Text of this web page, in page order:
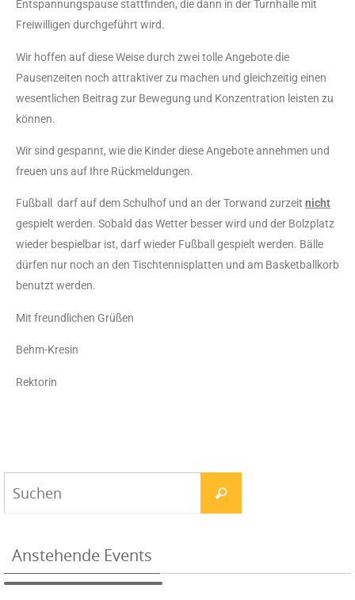
Entspannungspause stattfinden, die dann in der Turnhalle mit
Freiwilligen durchgeführt wird.
Wir hoffen auf diese Weise durch zwei tolle Angebote die
Pausenzeiten noch attraktiver zu machen und gleichzeitig einen
wesentlichen Beitrag zur Bewegung und Konzentration leisten zu
können.
Wir sind gespannt, wie die Kinder diese Angebote annehmen und
freuen uns auf Ihre Rückmeldungen.
Fußball darf auf dem Schulhof und an der Torwand zurzeit nicht
gespielt werden. Sobald das Wetter besser wird und der Bolzplatz
wieder bespielbar ist, darf wieder Fußball gespielt werden. Bälle
dürfen nur noch an den Tischtennisplatten und am Basketballkorb
benutzt werden.
Mit freundlichen Grüßen
Behm-Kresin
Rektorin
Anstehende Events